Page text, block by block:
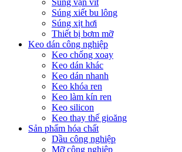
Súng vặn vít
Súng xiết bu lông
Súng xịt hơi
Thiết bị bơm mỡ
Keo dán công nghiệp
Keo chống xoay
Keo dán khác
Keo dán nhanh
Keo khóa ren
Keo làm kín ren
Keo silicon
Keo thay thế gioăng
Sản phẩm hóa chất
Dầu công nghiệp
Mỡ công nghiệp